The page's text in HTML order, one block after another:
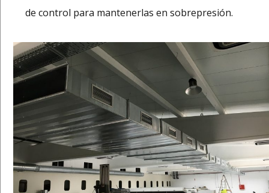
de control para mantenerlas en sobrepresión.